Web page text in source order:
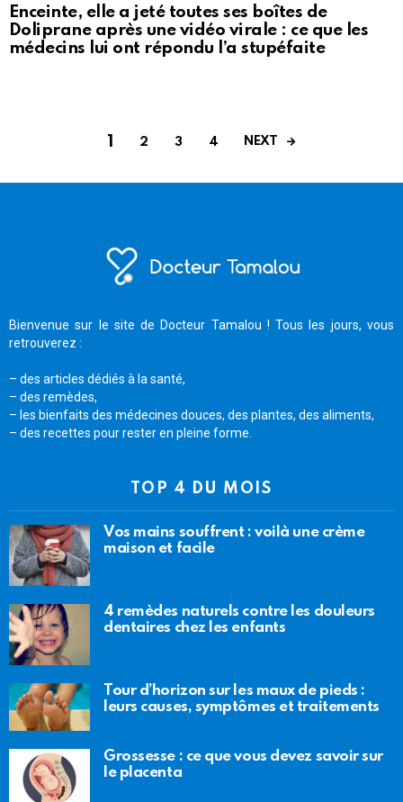
Enceinte, elle a jeté toutes ses boîtes de
Doliprane après une vidéo virale : ce que les
médecins lui ont répondu l’a stupéfaite
1 2 3 4 NEXT
Bienvenue sur le site de Docteur Tamalou ! Tous les jours, vous
retrouverez :
– des articles dédiés à la santé,
– des remèdes,
– les bienfaits des médecines douces, des plantes, des aliments,
– des recettes pour rester en pleine forme.
TOP 4 DU MOIS
Vos mains souffrent : voilà une crème
maison et facile
4 remèdes naturels contre les douleurs
dentaires chez les enfants
Tour d’horizon sur les maux de pieds :
leurs causes, symptômes et traitements
Grossesse : ce que vous devez savoir sur
le placenta